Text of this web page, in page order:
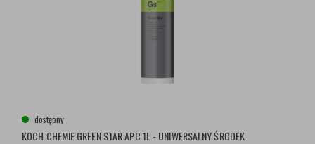
dostępny
KOCH CHEMIE GREEN STAR APC 1L - UNIWERSALNY ŚRODEK